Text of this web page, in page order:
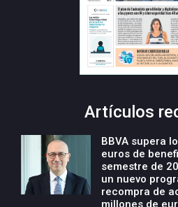
Artículos
BBVA supera
euros de
semestre de
un nuevo
recompra de
millones de